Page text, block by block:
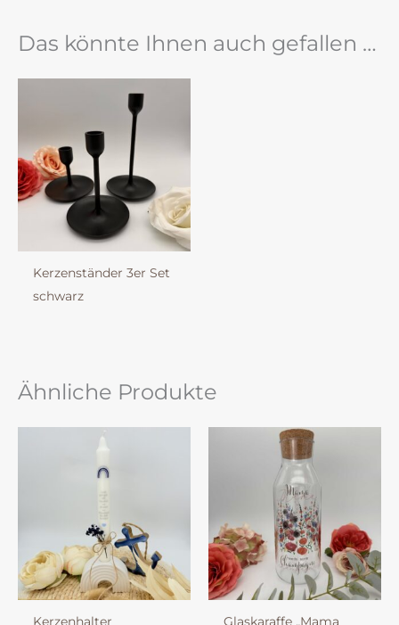
Das könnte Ihnen auch gefallen …
Kerzenständer 3er Set
schwarz
Ähnliche Produkte
Kerzenhalter
Glaskaraffe „Mama